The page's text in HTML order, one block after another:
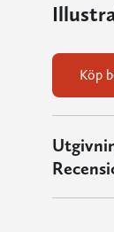
Köp